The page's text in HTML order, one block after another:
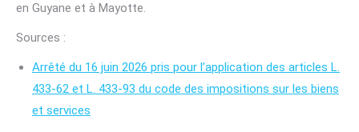
en Guyane et à Mayotte.
Sources :
Arrêté du 16 juin 2026 pris pour l’application des articles L.
433-62 et L. 433-93 du code des impositions sur les biens
et services